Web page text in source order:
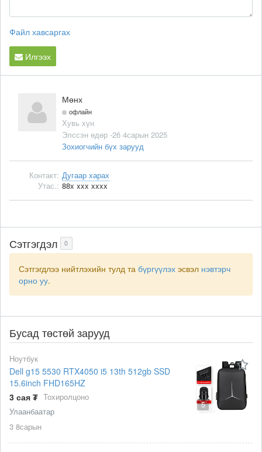
Файл хавсаргах
Илгээх
Мөнх
офлайн
Хувь хүн
Элссэн өдөр -26 4сарын 2025
Зохиогчийн бүх зарууд
Контакт: Дугаар харах
Утас.: 88x xxx xxxx
Сэтгэгдэл 0
Сэтгэгдлээ нийтлэхийн тулд та бүргүүлэх эсвэл нэвтэрч
орно уу.
Бусад төстөй зарууд
5
Ноутбук
Dell g15 5530 RTX4050 i5 13th 512gb SSD
15.6inch FHD165HZ
3 сая ₮ Тохиролцоно
Улаанбаатар
3 8сарын